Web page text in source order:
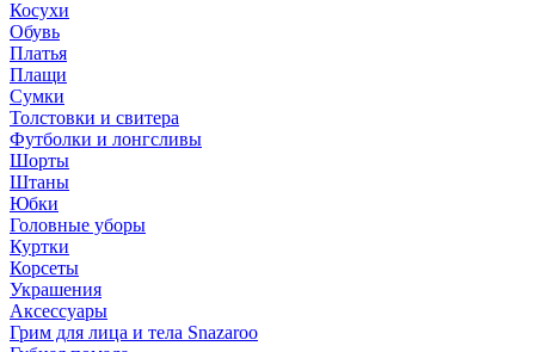
Косухи
Обувь
Платья
Плащи
Сумки
Толстовки и свитера
Футболки и лонгсливы
Шорты
Штаны
Юбки
Головные уборы
Куртки
Корсеты
Украшения
Аксессуары
Грим для лица и тела Snazaroo